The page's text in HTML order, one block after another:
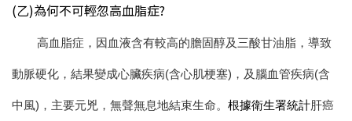
(乙)為何不可輕忽高血脂症?
高血脂症，因血液含有較高的膽固醇及三酸甘油脂，導致
動脈硬化，結果變成心臟疾病(含心肌梗塞)，及腦血管疾病(含
中風)，主要元兇，無聲無息地結束生命。 根據衛生署統計肝癌